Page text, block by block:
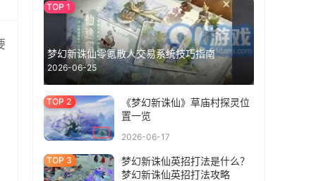
梦幻新诛仙零氪散人交易系统技巧指南
2026-06-25
《梦幻新诛仙》草庙村探灵位
置一览
2026-06-17
梦幻新诛仙英招打法是什么？
梦幻新诛仙英招打法攻略